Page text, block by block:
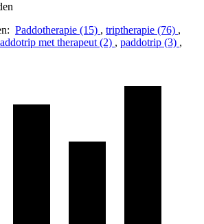
Paddotherapie (15) , triptherapie (76) ,
met therapeut (2) , paddotrip (3) ,